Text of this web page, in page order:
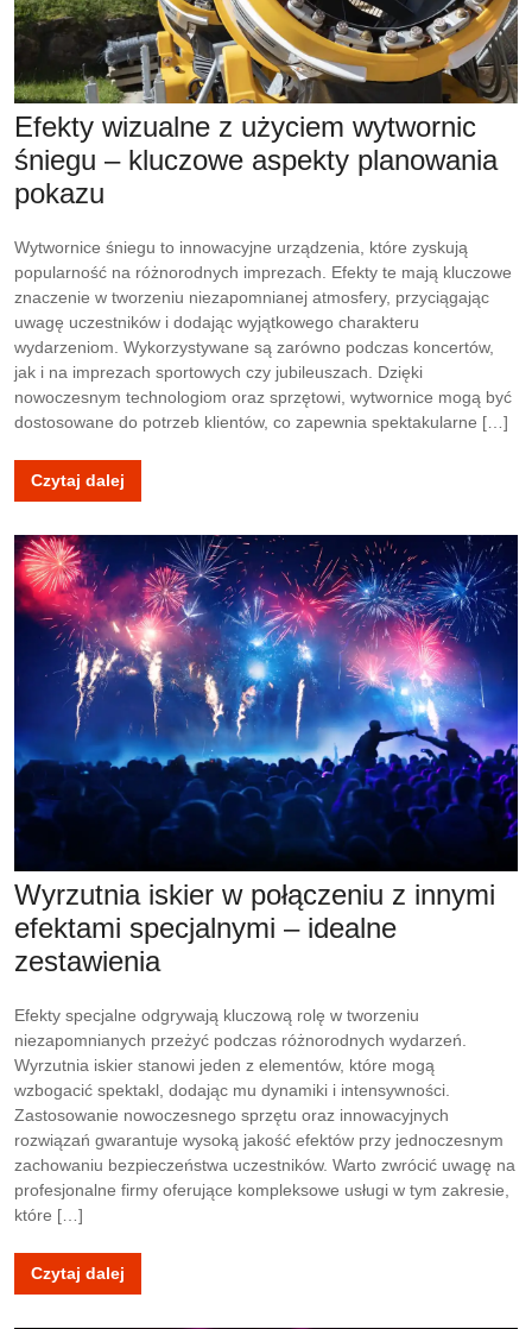
Efekty wizualne z użyciem wytwornic
śniegu – kluczowe aspekty planowania
pokazu
Wytwornice śniegu to innowacyjne urządzenia, które zyskują
popularność na różnorodnych imprezach. Efekty te mają kluczowe
znaczenie w tworzeniu niezapomnianej atmosfery, przyciągając
uwagę uczestników i dodając wyjątkowego charakteru
wydarzeniom. Wykorzystywane są zarówno podczas koncertów,
jak i na imprezach sportowych czy jubileuszach. Dzięki
nowoczesnym technologiom oraz sprzętowi, wytwornice mogą być
dostosowane do potrzeb klientów, co zapewnia spektakularne […]
Czytaj dalej
Wyrzutnia iskier w połączeniu z innymi
efektami specjalnymi – idealne
zestawienia
Efekty specjalne odgrywają kluczową rolę w tworzeniu
niezapomnianych przeżyć podczas różnorodnych wydarzeń.
Wyrzutnia iskier stanowi jeden z elementów, które mogą
wzbogacić spektakl, dodając mu dynamiki i intensywności.
Zastosowanie nowoczesnego sprzętu oraz innowacyjnych
rozwiązań gwarantuje wysoką jakość efektów przy jednoczesnym
zachowaniu bezpieczeństwa uczestników. Warto zwrócić uwagę na
profesjonalne firmy oferujące kompleksowe usługi w tym zakresie,
które […]
Czytaj dalej